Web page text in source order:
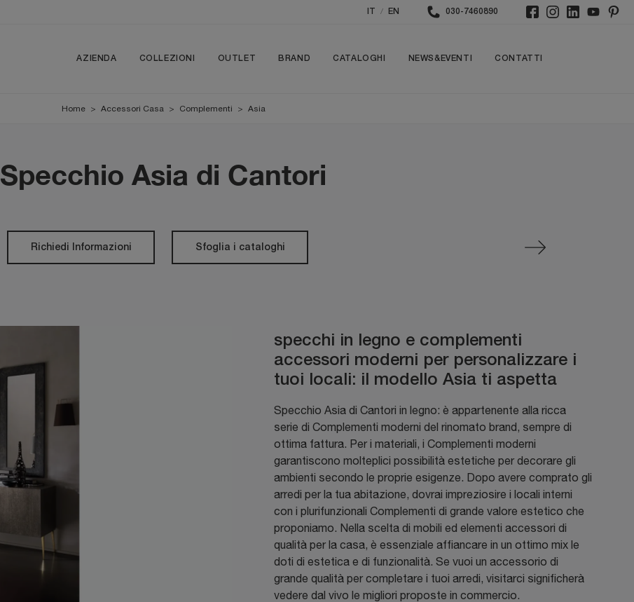
/ EN 030-7460890
AZIENDA COLLEZIONI OUTLET BRAND CATALOGHI NEWS&EVENTI CONTATTI
Home > Accessori Casa > Complementi > Asia
Specchio Asia di Cantori
Richiedi Informazioni Sfoglia i cataloghi
specchi in legno e complementi
accessori moderni per personalizzare i
tuoi locali: il modello Asia ti aspetta
Specchio Asia di Cantori in legno: è appartenente alla ricca
serie di Complementi moderni del rinomato brand, sempre di
ottima fattura. Per i materiali, i Complementi moderni
garantiscono molteplici possibilità estetiche per decorare gli
ambienti secondo le proprie esigenze. Dopo avere comprato gli
arredi per la tua abitazione, dovrai impreziosire i locali interni
con i plurifunzionali Complementi di grande valore estetico che
proponiamo. Nella scelta di mobili ed elementi accessori di
qualità per la casa, è essenziale affiancare in un ottimo mix le
doti di estetica e di funzionalità. Se vuoi un accessorio di
grande qualità per completare i tuoi arredi, visitarci significherà
vedere dal vivo le migliori proposte in commercio.